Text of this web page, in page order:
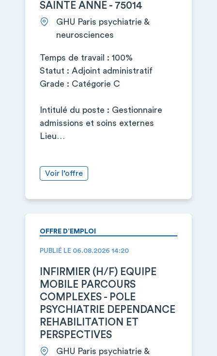
SAINTE ANNE - 75014
GHU Paris psychiatrie &
neurosciences
Temps de travail : 100%
Statut : Adjoint administratif
Grade : Catégorie C
Intitulé du poste : Gestionnaire
admissions et soins externes
Lieu…
Voir l’offre
OFFRE D’EMPLOI
PUBLIÉ LE 06.08.2026 14:20
INFIRMIER (H/F) EQUIPE
MOBILE PARCOURS
COMPLEXES - POLE
PSYCHIATRIE DEPENDANCE
REHABILITATION ET
PERSPECTIVES
GHU Paris psychiatrie &